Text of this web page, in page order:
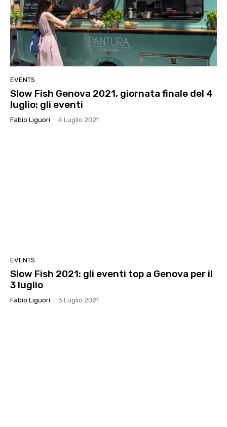
EVENTS
Slow Fish Genova 2021, giornata finale del 4
luglio: gli eventi
Fabio Liguori - 4 Luglio 2021
EVENTS
Slow Fish 2021: gli eventi top a Genova per il
3 luglio
Fabio Liguori - 3 Luglio 2021